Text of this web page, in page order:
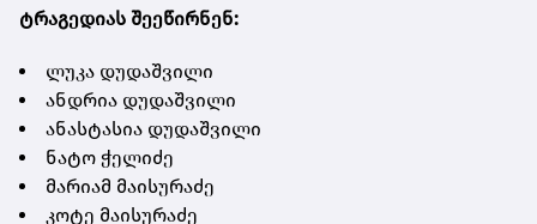
ტრაგედიას შეეწირნენ:
ლუკა დუდაშვილი
ანდრია დუდაშვილი
ანასტასია დუდაშვილი
ნატო ჭელიძე
მარიამ მაისურაძე
კოტე მაისურაძე